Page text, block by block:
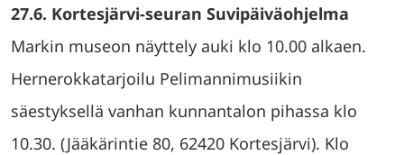
27.6. Kortesjärvi-seuran Suvipäiväohjelma
Markin museon näyttely auki klo 10.00 alkaen.
Hernerokkatarjoilu Pelimannimusiikin
säestyksellä vanhan kunnantalon pihassa klo
10.30. (Jääkärintie 80, 62420 Kortesjärvi). Klo